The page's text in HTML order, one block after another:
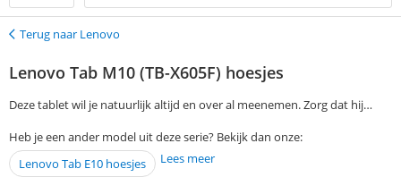
Terug
Terug naar Lenovo
Lenovo Tab M10 (TB-X605F) hoesjes
Deze tablet wil je natuurlijk altijd en over al meenemen. Zorg dat hij
X605F) hoezen te kiezen! Gebruik de filtermogelijkheden aan de
linkerkant om al jouw wensen aan te geven en de hoesjes die hieraan
Heb je een ander model uit deze serie? Bekijk dan onze:
Lenovo Tab E10 hoesjes
Lees meer